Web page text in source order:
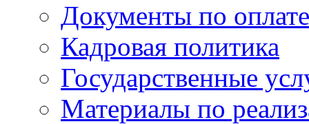
Документы по
Кадровая политика
Государственные
Материалы по